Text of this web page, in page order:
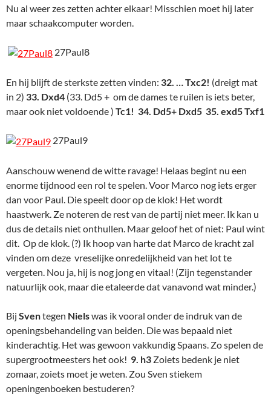
Nu al weer zes zetten achter elkaar! Misschien moet hij later
maar schaakcomputer worden.
27Paul8
En hij blijft de sterkste zetten vinden: 32. … Txc2! (dreigt mat
in 2) 33. Dxd4 (33. Dd5 + om de dames te ruilen is iets beter,
maar ook niet voldoende ) Tc1! 34. Dd5+ Dxd5 35. exd5 Txf1
27Paul9
Aanschouw wenend de witte ravage! Helaas begint nu een
enorme tijdnood een rol te spelen. Voor Marco nog iets erger
dan voor Paul. Die speelt door op de klok! Het wordt
haastwerk. Ze noteren de rest van de partij niet meer. Ik kan u
dus de details niet onthullen. Maar geloof het of niet: Paul wint
dit. Op de klok. (?) Ik hoop van harte dat Marco de kracht zal
vinden om deze vreselijke onredelijkheid van het lot te
vergeten. Nou ja, hij is nog jong en vitaal! (Zijn tegenstander
natuurlijk ook, maar die etaleerde dat vanavond wat minder.)
Bij Sventegen Nielswas ik vooral onder de indruk van de
openingsbehandeling van beiden. Die was bepaald niet
kinderachtig. Het was gewoon vakkundig Spaans. Zo spelen de
supergrootmeesters het ook! 9. h3 Zoiets bedenk je niet
zomaar, zoiets moet je weten. Zou Sven stiekem
openingenboeken bestuderen?